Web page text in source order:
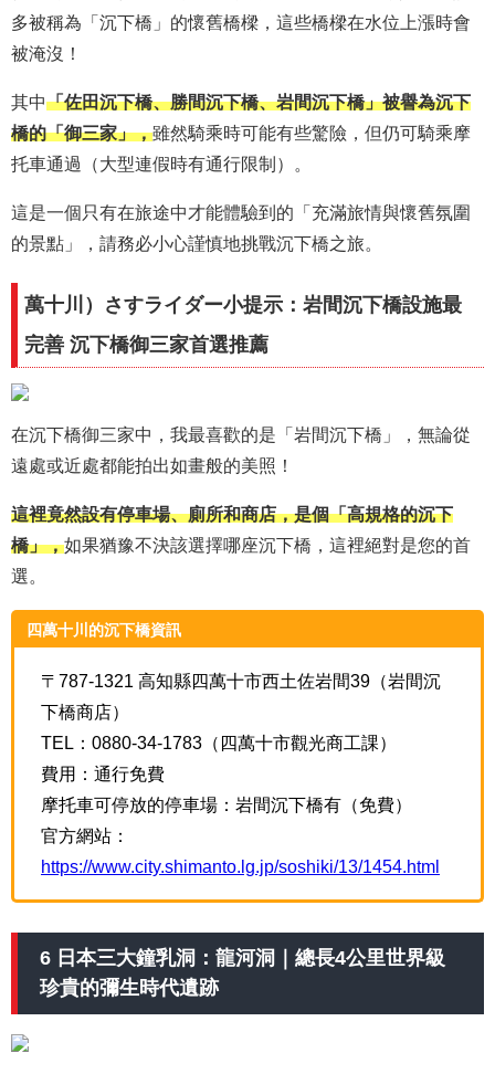
多被稱為「沉下橋」的懷舊橋樑，這些橋樑在水位上漲時會
被淹沒！
其中「佐田沉下橋、勝間沉下橋、岩間沉下橋」被譽為沉下
橋的「御三家」，雖然騎乘時可能有些驚險，但仍可騎乘摩
托車通過（大型連假時有通行限制）。
這是一個只有在旅途中才能體驗到的「充滿旅情與懷舊氛圍
的景點」，請務必小心謹慎地挑戰沉下橋之旅。
萬十川）さすライダー小提示：岩間沉下橋設施最
完善 沉下橋御三家首選推薦
在沉下橋御三家中，我最喜歡的是「岩間沉下橋」，無論從
遠處或近處都能拍出如畫般的美照！
這裡竟然設有停車場、廁所和商店，是個「高規格的沉下
橋」，如果猶豫不決該選擇哪座沉下橋，這裡絕對是您的首
選。
四萬十川的沉下橋資訊
〒787-1321 高知縣四萬十市西土佐岩間39（岩間沉
下橋商店）
TEL：0880-34-1783（四萬十市觀光商工課）
費用：通行免費
摩托車可停放的停車場：岩間沉下橋有（免費）
官方網站：
https://www.city.shimanto.lg.jp/soshiki/13/1454.html
6 日本三大鐘乳洞：龍河洞｜總長4公里世界級
珍貴的彌生時代遺跡